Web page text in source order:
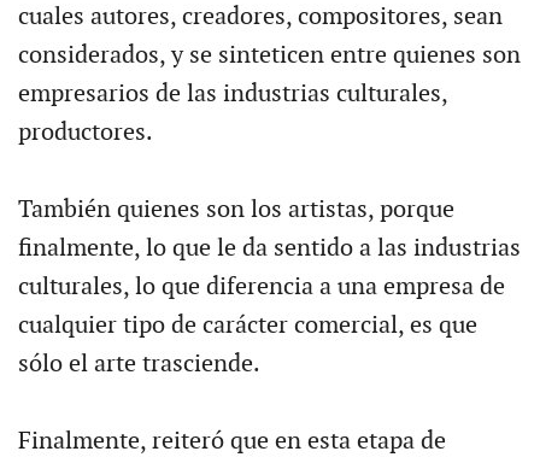
cuales autores, creadores, compositores, sean
considerados, y se sinteticen entre quienes son
empresarios de las industrias culturales,
productores.
También quienes son los artistas, porque
finalmente, lo que le da sentido a las industrias
culturales, lo que diferencia a una empresa de
cualquier tipo de carácter comercial, es que
sólo el arte trasciende.
Finalmente, reiteró que en esta etapa de